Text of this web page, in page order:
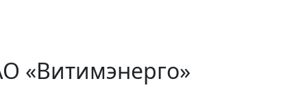
«Витимэнерго»